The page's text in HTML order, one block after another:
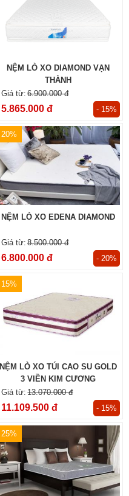
NỆM LÒ XO DIAMOND VẠN
THÀNH
6.900.000 đ
5.865.000 đ - 15%
20%
NỆM LÒ XO EDENA DIAMOND
8.500.000 đ
6.800.000 đ - 20%
15%
NỆM LÒ XO TÚI CAO SU GOLD
3 VIỀN KIM CƯƠNG
13.070.000 đ
11.109.500 đ - 15%
25%